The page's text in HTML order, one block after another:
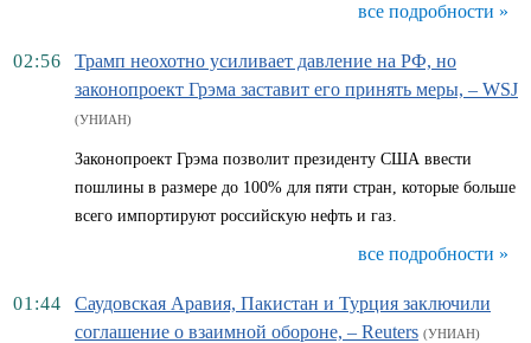
все подробности »
02:56
Трамп неохотно усиливает давление на РФ, но
законопроект Грэма заставит его принять меры, – WSJ
(УНИАН)
Законопроект Грэма позволит президенту США ввести
пошлины в размере до 100% для пяти стран, которые больше
всего импортируют российскую нефть и газ.
все подробности »
01:44
Саудовская Аравия, Пакистан и Турция заключили
соглашение о взаимной обороне, – Reuters (УНИАН)